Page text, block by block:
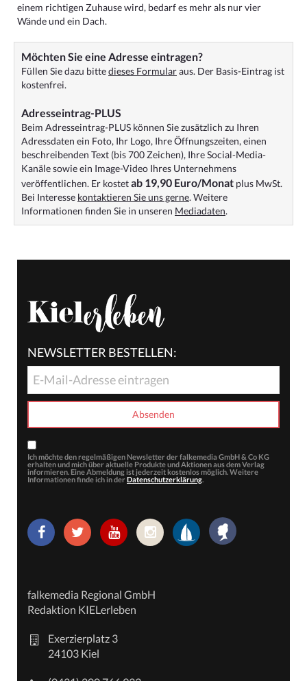
einem richtigen Zuhause wird, bedarf es mehr als nur vier
Wände und ein Dach.
Möchten Sie eine Adresse eintragen?
Füllen Sie dazu bittedieses Formularaus. Der Basis-Eintrag ist
kostenfrei.
Adresseintrag-PLUS
Beim Adresseintrag-PLUS können Sie zusätzlich zu Ihren
Adressdaten ein Foto, Ihr Logo, Ihre Öffnungszeiten, einen
beschreibenden Text (bis 700 Zeichen), Ihre Social-Media-
Kanäle sowie ein Image-Video Ihres Unternehmens
veröffentlichen. Er kostetab 19,90 Euro/Monat plus MwSt.
Bei Interesse kontaktieren Sie uns gerne. Weitere
Informationen finden Sie in unseren Mediadaten.
NEWSLETTER BESTELLEN:
Ich möchte den regelmäßigen Newsletter der falkemedia GmbH & Co KG
erhalten und mich über aktuelle Produkte und Aktionen aus dem Verlag
informieren. Eine Abmeldung ist jederzeit kostenlos möglich. Weitere
Informationen finde ich in der Datenschutzerklärung.
falkemedia Regional GmbH
Redaktion KIELerleben
Exerzierplatz 3
24103 Kiel